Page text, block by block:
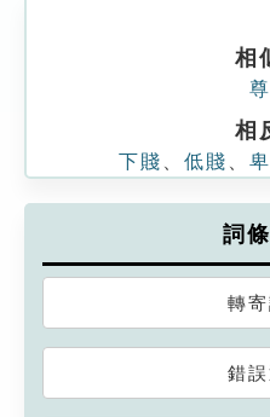
相
相
下賤 低賤
詞
轉
錯